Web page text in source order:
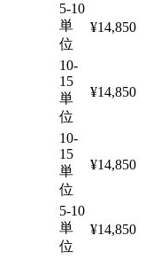
5-10
単
位
¥14,850
10-
15
単
位
¥14,850
10-
15
単
位
¥14,850
5-10
単
位
¥14,850